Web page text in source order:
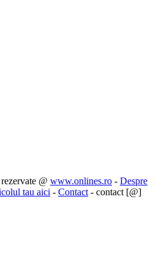
@ www.onlines.ro - Despre
tau aici - Contact - contact [@]